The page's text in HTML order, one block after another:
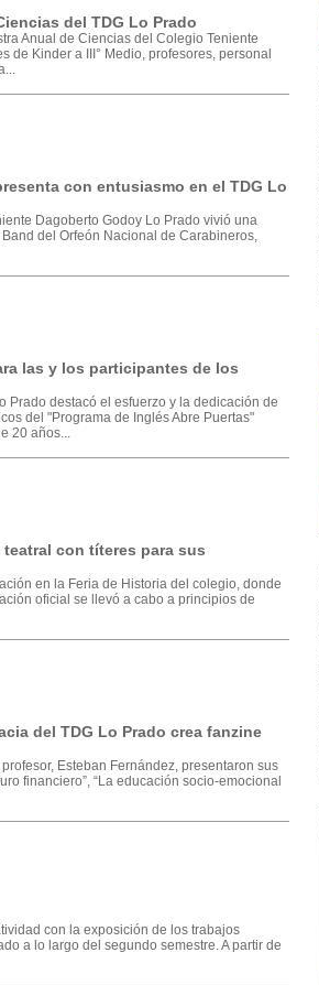
del TDG Lo Prado
Anual de Ciencias del Colegio Teniente
de Kinder a III° Medio, profesores, personal
con entusiasmo en el TDG Lo
Dagoberto Godoy Lo Prado vivió una
del Orfeón Nacional de Carabineros,
las y los participantes de los
Prado destacó el esfuerzo y la dedicación de
del "Programa de Inglés Abre Puertas"
20 años...
teatral con títeres para sus
en la Feria de Historia del colegio, donde
oficial se llevó a cabo a principios de
del TDG Lo Prado crea fanzine
Esteban Fernández, presentaron sus
financiero”, “La educación socio-emocional
con la exposición de los trabajos
a lo largo del segundo semestre. A partir de